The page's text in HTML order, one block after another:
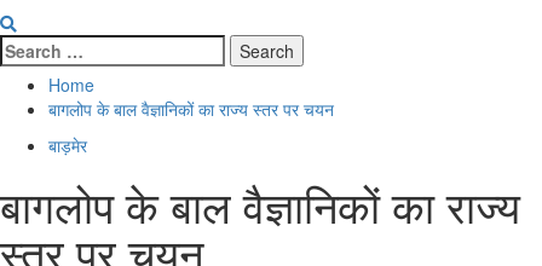
Search
for:
Home
बागलोप के बाल वैज्ञानिकों का राज्य स्तर पर चयन
बाड़मेर
बागलोप के बाल वैज्ञानिकों का राज्य
स्तर पर चयन